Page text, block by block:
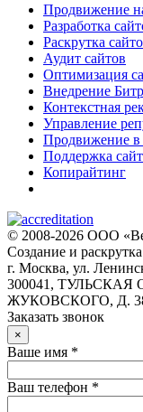
Продвижение
Разработка
Раскрутка
Аудит сайтов
Оптимизация
Внедрение
Контекстная
Управление
Продвижение в
Поддержка
Копирайтинг
© 2008-2026 ООО
Создание и
г. Москва, ул.
300041, ТУЛЬСКАЯ
ЖУКОВСКОГО, Д.
Заказать звонок
×
Ваше имя *
Ваш телефон *